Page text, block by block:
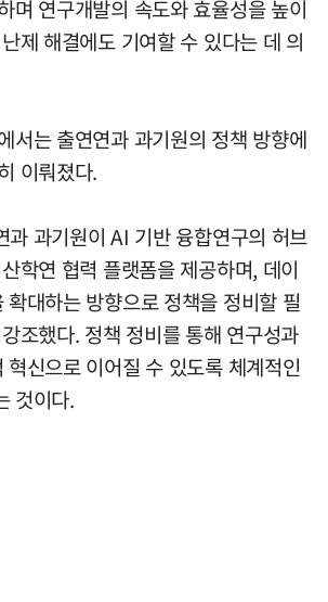
며 연구개발의 속도와 효율성을 높이
제 해결에도 기여할 수 있다는 데 의
서는 출연연과 과기원의 정책 방향에
이뤄졌다.
과 과기원이 AI 기반 융합연구의 허브
학연 협력 플랫폼을 제공하며, 데이
대하는 방향으로 정책을 정비할 필
조했다. 정책 정비를 통해 연구성과
신으로 이어질 수 있도록 체계적인
것이다.